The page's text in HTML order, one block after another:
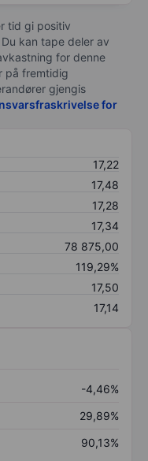
tid gi positiv
kan tape deler av
for denne
på fremtidig
gjengis
for
17,22
17,48
17,28
17,34
78 875,00
119,29%
17,50
17,14
-4,46%
29,89%
90,13%